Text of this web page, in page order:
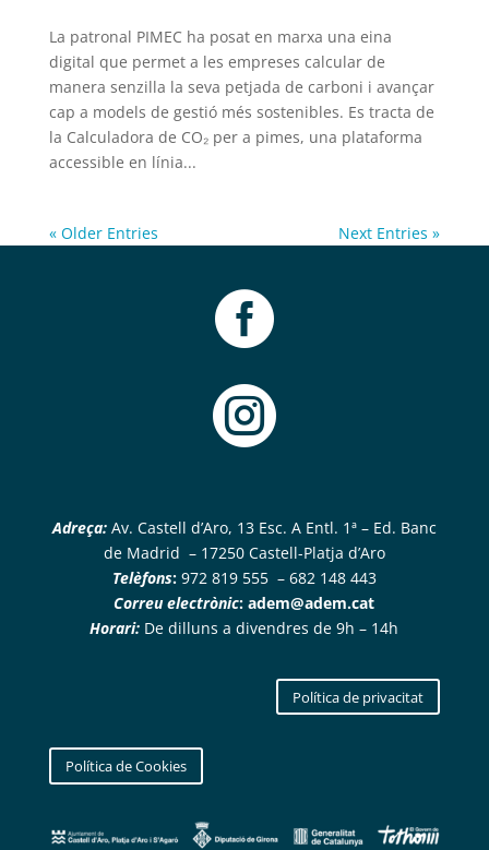
La patronal PIMEC ha posat en marxa una eina
digital que permet a les empreses calcular de
manera senzilla la seva petjada de carboni i avançar
cap a models de gestió més sostenibles. Es tracta de
la Calculadora de CO₂ per a pimes, una plataforma
accessible en línia...
« Older Entries Next Entries »


Adreça:Av. Castell d’Aro, 13 Esc. A Entl. 1ª – Ed. Banc
de Madrid – 17250 Castell-Platja d’Aro
Telèfons:972 819 555 – 682 148 443
Correu electrònic:adem@adem.cat
Horari: De dilluns a divendres de 9h – 14h
Política de privacitat
Política de Cookies